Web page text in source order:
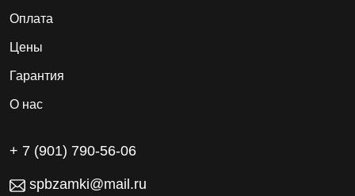
Оплата
Цены
Гарантия
О нас
+ 7 (901) 790-56-06
spbzamki@mail.ru